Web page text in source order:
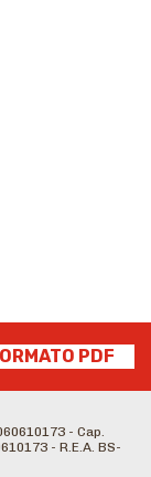
PDF
- Cap.
- R.E.A. BS-